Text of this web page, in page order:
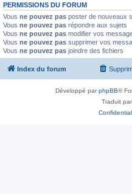
PERMISSIONS DU FORUM
Vous ne pouvez pas poster de nouveaux
Vous ne pouvez pas répondre aux sujets
Vous ne pouvez pas modifier vos
Vous ne pouvez pas supprimer vos
Vous ne pouvez pas joindre des fichiers
Index du forum
Développé parphpBB®
Traduit par